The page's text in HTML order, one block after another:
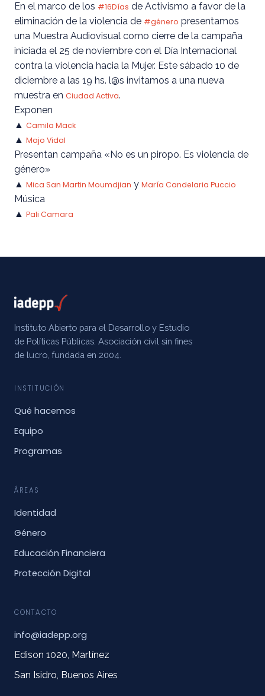
En el marco de los #16Días de Activismo a favor de la
eliminación de la violencia de #género presentamos
una Muestra Audiovisual como cierre de la campaña
iniciada el 25 de noviembre con el Día Internacional
contra la violencia hacia la Mujer. Este sábado 10 de
diciembre a las 19 hs. l@s invitamos a una nueva
muestra en Ciudad Activa.
Exponen
▲ Camila Mack
▲ Majo Vidal
Presentan campaña «No es un piropo. Es violencia de
género»
▲ Mica San Martin Moumdjian y María Candelaria Puccio
Música
▲ Pali Camara
Instituto Abierto para el Desarrollo y Estudio
de Políticas Públicas. Asociación civil sin fines
de lucro, fundada en 2004.
INSTITUCIÓN
Qué hacemos
Equipo
Programas
ÁREAS
Identidad
Género
Educación Financiera
Protección Digital
CONTACTO
info@iadepp.org
Edison 1020, Martínez
San Isidro, Buenos Aires